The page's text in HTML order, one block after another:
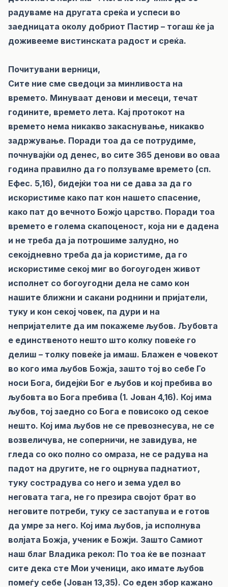
радуваме на другата среќа и успеси во
заедницата околу добриот Пастир – тогаш ќе ја
доживееме вистинската радост и среќа.
Почитувани верници,
Сите ние сме сведоци за минливоста на
времето. Минуваат денови и месеци, течат
годините, времето лета. Кај протокот на
времето нема никакво закаснување, никакво
задржување. Поради тоа да се потрудиме,
почнувајќи од денес, во сите 365 денови во оваа
година правилно да го ползуваме времето (сп.
Ефес. 5,16), бидејќи тоа ни се дава за да го
искористиме како пат кон нашето спасение,
како пат до вечното Божјо царство. Поради тоа
времето е голема скапоценост, која ни е дадена
и не треба да ја потрошиме залудно, но
секојдневно треба да ја користиме, да го
искористиме секој миг во богоугоден живот
исполнет со богоугодни дела не само кон
нашите ближни и сакани роднини и пријатели,
туку и кон секој човек, па дури и на
непријателите да им покажеме љубов. Љубовта
е единственото нешто што колку повеќе го
делиш – толку повеќе ја имаш. Блажен е човекот
во кого има љубов Божја, зашто тој во себе Го
носи Бога, бидејќи Бог е љубов и кој пребива во
љубовта во Бога пребива (1. Јован 4,16). Кој има
љубов, тој заедно со Бога е повисоко од секое
нешто. Кој има љубов не се превознесува, не се
возвеличува, не соперничи, не завидува, не
гледа со око полно со омраза, не се радува на
падот на другите, не го оцрнува паднатиот,
туку сострадува со него и зема удел во
неговата тага, не го презира својот брат во
неговите потреби, туку се застапува и е готов
да умре за него. Кој има љубов, ја исполнува
волјата Божја, ученик е Божји. Зашто Самиот
наш благ Владика рекол: По тоа ќе ве познаат
сите дека сте Мои ученици, ако имате љубов
помеѓу себе (Јован 13,35). Со еден збор кажано